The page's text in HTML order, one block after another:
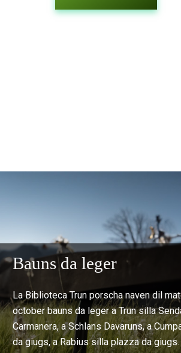
Bauns da leger
La Biblioteca Trun porscha naven dil
october bauns da leger a Trun silla
Carmanera, a Schlans Davaruns, a
da giugs, a Rabius silla plazza da